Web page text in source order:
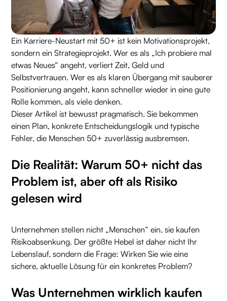
Ein Karriere-Neustart mit 50+ ist kein Motivationsprojekt,
sondern ein Strategieprojekt. Wer es als „Ich probiere mal
etwas Neues“ angeht, verliert Zeit, Geld und
Selbstvertrauen. Wer es als klaren Übergang mit sauberer
Positionierung angeht, kann schneller wieder in eine gute
Rolle kommen, als viele denken.
Dieser Artikel ist bewusst pragmatisch. Sie bekommen
einen Plan, konkrete Entscheidungslogik und typische
Fehler, die Menschen 50+ zuverlässig ausbremsen.
Die Realität: Warum 50+ nicht das
Problem ist, aber oft als Risiko
gelesen wird
Unternehmen stellen nicht „Menschen“ ein, sie kaufen
Risikoabsenkung. Der größte Hebel ist daher nicht Ihr
Lebenslauf, sondern die Frage: Wirken Sie wie eine
sichere, aktuelle Lösung für ein konkretes Problem?
Was Unternehmen wirklich kaufen